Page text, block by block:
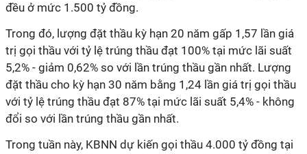
đều ở mức 1.500 tỷ đồng.
Trong đó, lượng đặt thầu kỳ hạn 20 năm gấp 1,57 lần giá
trị gọi thầu với tỷ lệ trúng thầu đạt 100% tại mức lãi suất
5,2% - giảm 0,62% so với lần trúng thầu gần nhất. Lượng
đặt thầu cho kỳ hạn 30 năm bằng 1,24 lần giá trị gọi thầu
với tỷ lệ trúng thầu đạt 87% tại mức lãi suất 5,4% - không
đổi so với lần trúng thầu gần nhất.
Trong tuần này, KBNN dự kiến gọi thầu 4.000 tỷ đồng tại